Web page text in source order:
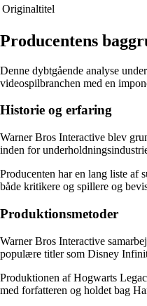
Originaltitel
Producentens
Denne dybtgående analyse
videospilbranchen med en
Historie og erfaring
Warner Bros Interactive blev
inden for
Producenten har en lang liste af
både kritikere og spillere og
Produktionsmetoder
Warner Bros Interactive
populære titler som Disney
Produktionen af Hogwarts
med forfatteren og holdet bag